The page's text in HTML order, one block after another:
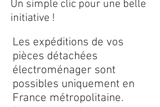
Les expéditions de vos
pièces détachées
électroménager sont
possibles uniquement en
France métropolitaine.
Un simple clic pour une belle
initiative !